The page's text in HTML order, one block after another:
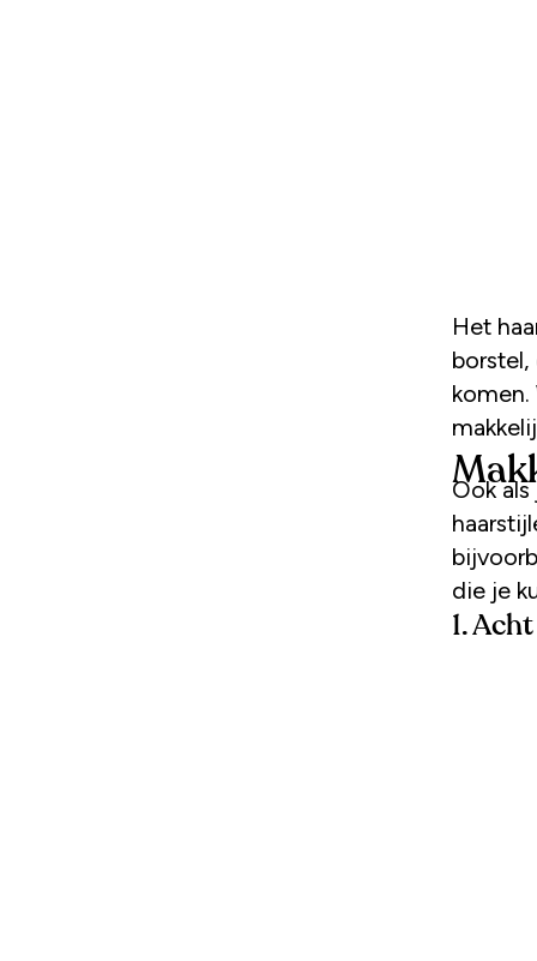
Het haar van je kind doen kan een uitdaging zijn. Maar met een
borstel,
komen.
Ook
die je
1.